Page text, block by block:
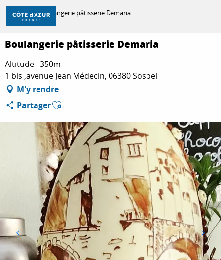
Aller
contenu
principal
DÉCOUVRIR
À FAIRE
SÉJOURNER
Accueil Boulangerie pâtisserie Demaria
Boulangerie pâtisserie Demaria
Altitude : 350m
1 bis ,avenue Jean Médecin, 06380 Sospel
M'y rendre
PartagerAjouter aux favoris